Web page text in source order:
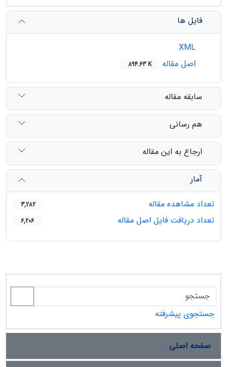
فایل ها
اصل مقاله
894.63 K
سابقه مقاله
هم رسانی
ارجاع به این مقاله
آمار
تعداد مشاهده مقاله
3,282
تعداد دریافت فایل اصل مقاله 6,206
جستجوی پیشرفته
صفحه اصلی